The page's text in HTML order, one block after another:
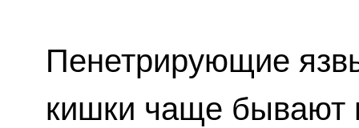
Пенетрирующие
кишки чаще бывают